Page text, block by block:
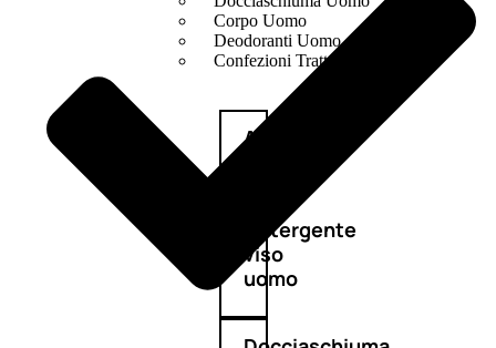
Corpo Uomo
Deodoranti Uomo
Confezioni Trattamenti Uomo
Antietà
Detergente
viso
uomo